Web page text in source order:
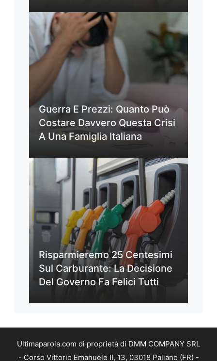
Guerra E Prezzi: Quanto Può
Costare Davvero Questa Crisi
A Una Famiglia Italiana
Risparmieremo 25 Centesimi
Sul Carburante: La Decisione
Del Governo Fa Felici Tutti
Ultimaparola.com di proprietà di DMM COMPANY SRL
- Corso Vittorio Emanuele II, 13, 03018 Paliano (FR) -